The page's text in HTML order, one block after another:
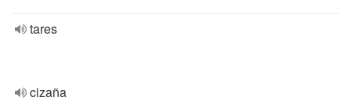
tares
cizaña